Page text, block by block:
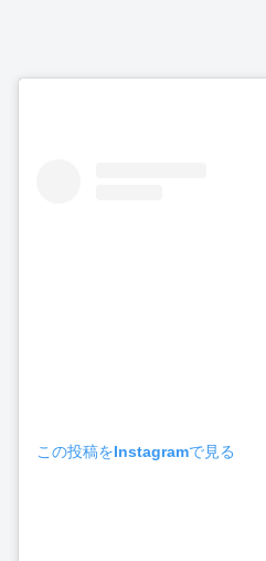
この投稿をInstagramで見る